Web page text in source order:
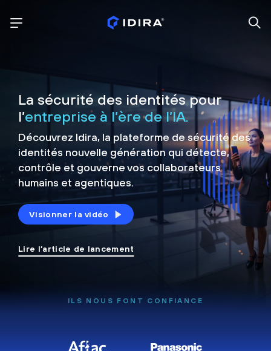
La sécurité des identités pour
l’entreprise à l’ère de l’IA.
Découvrez Idira, la plateforme de sécuritédes
identités nouvelle génération qui détecte,
contrôle et gouverne vos collaborateurs
humains et agentiques.
Visionner la vidéo
Lire l’article de lancement
ILS NOUS FONT CONFIANCE